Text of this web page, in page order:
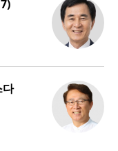
다